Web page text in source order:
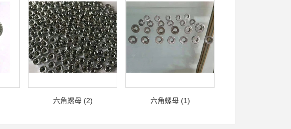
六角螺母 (2) 六角螺母 (1)